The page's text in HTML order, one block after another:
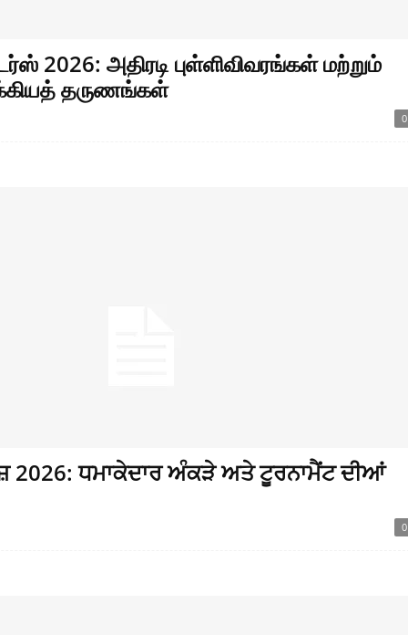
2026: அதிரடி புள்ளிவிவரங்கள் மற்றும்
தருணங்கள்
0
2026: ਧਮਾਕੇਦਾਰ ਅੰਕੜੇ ਅਤੇ ਟੂਰਨਾਮੈਂਟ ਦੀਆਂ
0